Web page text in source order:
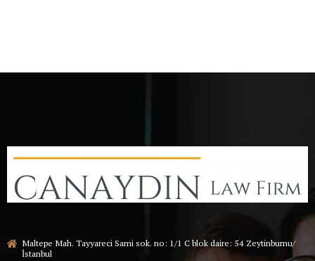
Maltepe Mah. Tayyareci Sami sok. no: 1/1 C blok daire: 54 Zeytinburnu/
İstanbul